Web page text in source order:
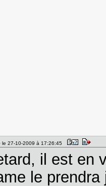
le 27-10-2009 à 17:26:45
il est en
le